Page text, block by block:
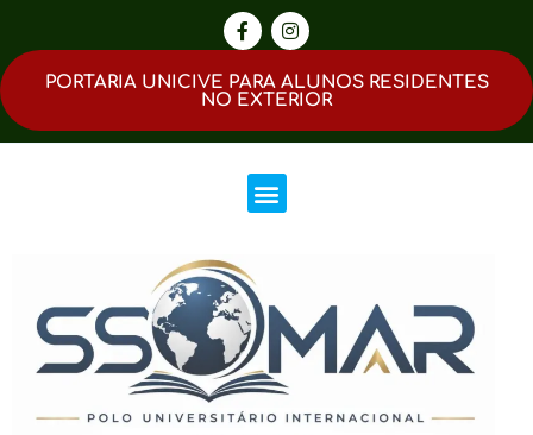
PORTARIA UNICIVE PARA ALUNOS RESIDENTES
NO EXTERIOR